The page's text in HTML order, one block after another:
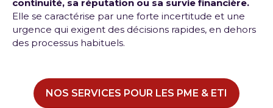
continuité, sa réputation ou sa survie financière.
Elle se caractérise par une forte incertitude et une
urgence qui exigent des décisions rapides, en dehors
des processus habituels.
NOS SERVICES POUR LES PME & ETI